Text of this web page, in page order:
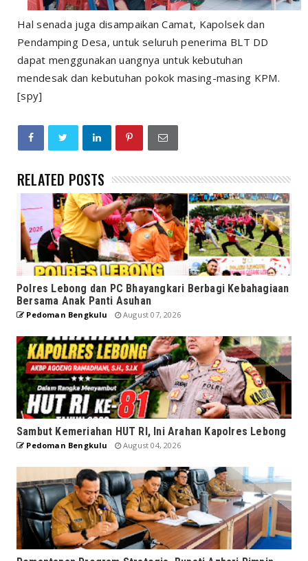
Hal senada juga disampaikan Camat, Kapolsek dan
Pendamping Desa, untuk seluruh penerima BLT DD
dapat menggunakan uangnya untuk kebutuhan
mendesak dan kebutuhan pokok masing-masing KPM.
[spy]
RELATED POSTS
Polres Lebong dan PC Bhayangkari Berbagi Kebahagiaan
Bersama Anak Panti Asuhan
Pedoman Bengkulu August 07, 2026
Sambut Kemeriahan HUT RI, Ini Arahan Kapolres Lebong
Pedoman Bengkulu August 04, 2026